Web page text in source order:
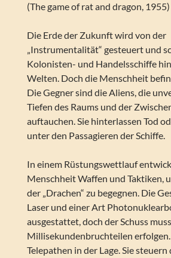
(The game of rat and dragon, 1955)
Die Erde der Zukunft wird von der
„Instrumentalität“ gesteuert und
Kolonisten- und Handelsschiffe
Welten. Doch die Menschheit
Die Gegner sind die Aliens, die
Tiefen des Raums und der
auftauchen. Sie hinterlassen Tod
unter den Passagieren der Schiffe.
In einem Rüstungswettlauf
Menschheit Waffen und Taktiken,
der „Drachen“ zu begegnen. Die
Laser und einer Art
ausgestattet, doch der Schuss
Millisekundenbruchteilen
Telepathen in der Lage. Sie steuern